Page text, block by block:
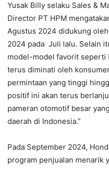
Yusak Billy selaku Sales &
Director PT HPM
Agustus 2024 didukung
2024 pada Juli lalu. Selain
model-model favorit seperti
terus diminati oleh
permintaan yang tinggi
positif ini akan terus
pameran otomotif besar
daerah di Indonesia.”
Pada September 2024,
program penjualan menarik